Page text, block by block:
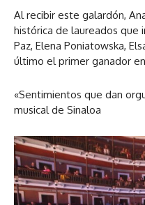
Al recibir este galardón,
histórica de laureados que
Paz, Elena Poniatowska,
último el primer ganador
«Sentimientos que dan
musical de Sinaloa